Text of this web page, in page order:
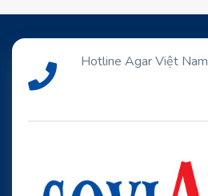
Hotline Agar Việt Nam